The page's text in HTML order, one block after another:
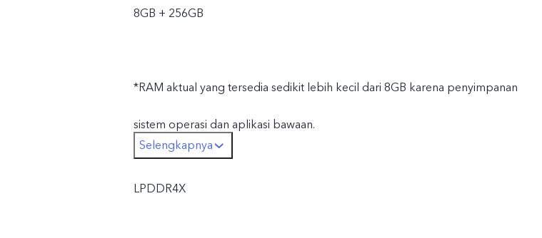
8GB + 256GB
*RAM aktual yang tersedia sedikit lebih kecil dari 8GB karena penyimpanan
sistem operasi dan aplikasi bawaan.
*ROM aktual yang tersedia sedikit lebih kecil dari 128GB dan 256GB karena
Selengkapnya
LPDDR4X